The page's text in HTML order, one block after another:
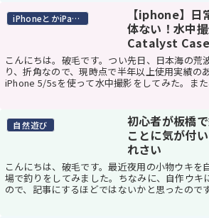
iPhoneとかiPadとか
【iphone】日
体ない！水中
Catalyst
5/5s/6/6Plus
こんにちは。破毛です。つい先日、日本海の荒
り、折角なので、現時点で半年以上使用実績
iPhone 5/5sを使って水中撮影をしてみた。ま
自然遊び
初心者が板橋
ことに気が付
れさい
こんにちは、破毛です。最近夜用の小物ウキを
場で釣りをしてみました。ちなみに、自作ウキ
ので、記事にするほどではないかと思ったので